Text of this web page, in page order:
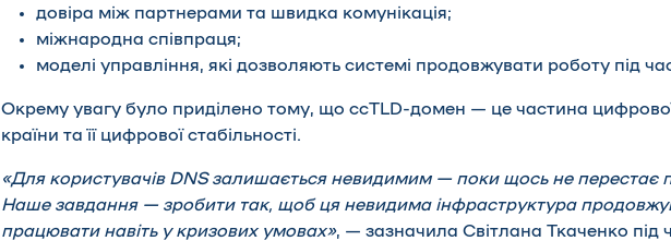
довіра між партнерами та швидка комунікація;
міжнародна співпраця;
моделі управління, які дозволяють системі продовжувати роботу під
Окрему увагу було приділено тому, що ccTLD-домен — це частина цифрової
країни та її цифрової стабільності.
«Для користувачів DNS залишається невидимим — поки щось не перестає
Наше завдання — зробити так, щоб ця невидима інфраструктура
працювати навіть у кризових умовах», — зазначила Світлана Ткаченко під